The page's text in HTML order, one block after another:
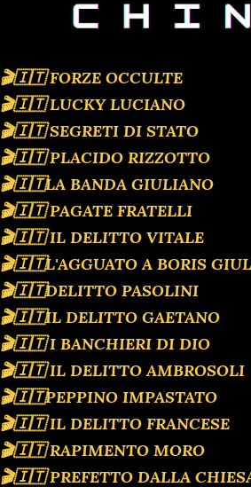
🎬🇮🇹 FORZE OCCULTE
🎬🇮🇹 LUCKY LUCIANO
🎬🇮🇹 SEGRETI DI STATO
🎬🇮🇹 PLACIDO RIZZOTTO
🎬🇮🇹LA BANDA GIULIANO
🎬🇮🇹 PAGATE FRATELLI
🎬🇮🇹 IL DELITTO VITALE
🎬🇮🇹L'AGGUATO A BORIS
🎬🇮🇹DELITTO PASOLINI
🎬🇮🇹IL DELITTO GAETANO
🎬🇮🇹 I BANCHIERI DI DIO
🎬🇮🇹 IL DELITTO AMBROSOLI
🎬🇮🇹PEPPINO IMPASTATO
🎬🇮🇹 IL DELITTO FRANCESE
🎬🇮🇹 RAPIMENTO MORO
🎬🇮🇹 PREFETTO DALLA